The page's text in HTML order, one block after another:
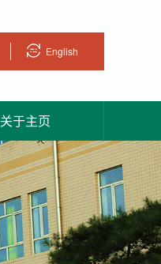
English
关于主页